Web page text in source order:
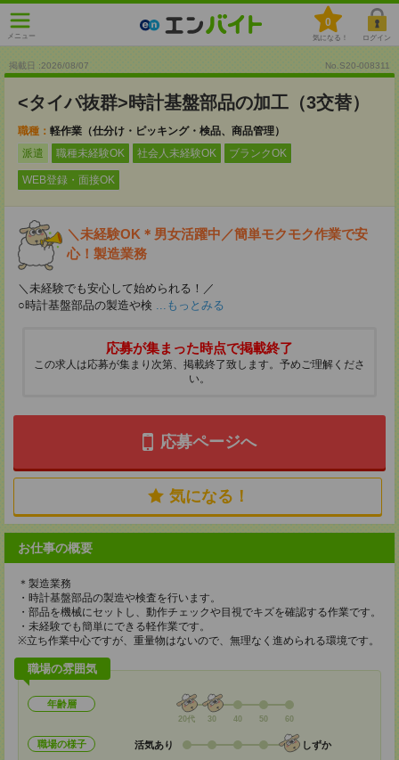
メニュー
0
気になる！ ログイン
掲載日 :2026/08/07 No.S20-008311
<タイパ抜群>時計基盤部品の加工（3交替）
職種： 軽作業（仕分け・ピッキング・検品、商品管理）
派遣
職種未経験OK 社会人未経験OK ブランクOK
WEB登録・面接OK
＼未経験OK＊男女活躍中／簡単モクモク作業で安
心！製造業務
＼未経験でも安心して始められる！／
○時計基盤部品の製造や検 ...もっとみる
応募が集まった時点で掲載終了
この求人は応募が集まり次第、掲載終了致します。予めご理解くださ
い。
応募ページへ
気になる！
お仕事の概要
＊製造業務
・時計基盤部品の製造や検査を行います。
・部品を機械にセットし、動作チェックや目視でキズを確認する作業です。
・未経験でも簡単にできる軽作業です。
※立ち作業中心ですが、重量物はないので、無理なく進められる環境です。
職場の雰囲気
年齢層
20代 30 40 50 60
職場の様子 活気あり しずか